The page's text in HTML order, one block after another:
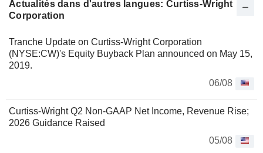
Actualités dans d'autres langues: Curtiss-Wright
Corporation
Tranche Update on Curtiss-Wright Corporation
(NYSE:CW)'s Equity Buyback Plan announced on May 15,
2019.
06/08
Curtiss-Wright Q2 Non-GAAP Net Income, Revenue Rise;
2026 Guidance Raised
05/08